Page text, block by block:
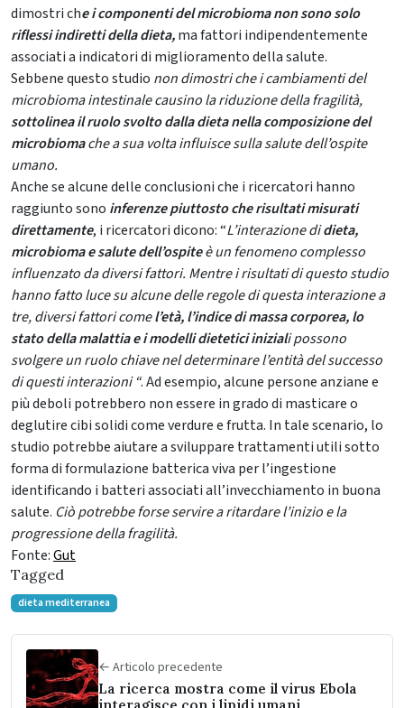
dimostri che i componenti del microbioma non sono solo
riflessi indiretti della dieta,ma fattori indipendentemente
associati a indicatori di miglioramento della salute.
Sebbene questo studio non dimostri che i cambiamenti del
microbioma intestinale causino la riduzione della fragilità,
sottolinea il ruolo svolto dalla dieta nella composizione del
microbiomache a sua volta influisce sulla salute dell’ospite
umano.
Anche se alcune delle conclusioni che i ricercatori hanno
raggiunto sono inferenze piuttosto che risultati misurati
direttamente, i ricercatori dicono: “L’interazione didieta,
microbioma e salute dell’ospiteè un fenomeno complesso
influenzato da diversi fattori. Mentre i risultati di questo studio
hanno fatto luce su alcune delle regole di questa interazione a
tre, diversi fattori comel’età, l’indice di massa corporea, lo
stato della malattia e i modelli dietetici iniziali possono
svolgere un ruolo chiave nel determinare l’entità del successo
di questi interazioni “.Ad esempio, alcune persone anziane e
più deboli potrebbero non essere in grado di masticare o
deglutire cibi solidi come verdure e frutta. In tale scenario, lo
studio potrebbe aiutare a sviluppare trattamenti utili sotto
forma di formulazione batterica viva per l’ingestione
identificando i batteri associati all’invecchiamento in buona
salute. Ciò potrebbe forse servire a ritardare l’inizio e la
progressione della fragilità.
Fonte:Gut
Tagged
dieta mediterranea
← Articolo precedente
La ricerca mostra come il virus Ebola